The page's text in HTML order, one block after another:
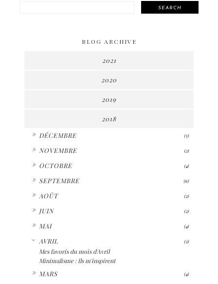
SEARCH
BLOG ARCHIVE
2021
2020
2019
2018
DÉCEMBRE (5)
NOVEMBRE (2)
OCTOBRE (4)
SEPTEMBRE (6)
AOÛT (2)
JUIN (2)
MAI (4)
AVRIL (2)
Mes favoris du mois d'Avril
Minimalisme : Ils m'inspirent
MARS (4)